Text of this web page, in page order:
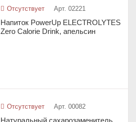
Отсутствует Арт. 02221
Напиток PowerUp ELECTROLYTES
Zero Calorie Drink, апельсин
Отсутствует Арт. 00082
Натуральный сахарозаменитель